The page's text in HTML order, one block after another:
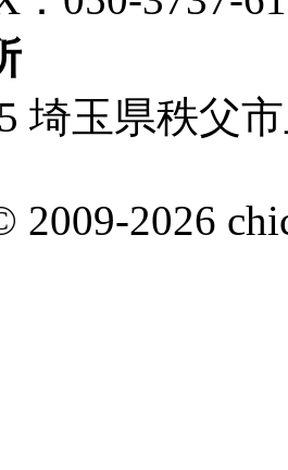
埼玉県秩父
2009-2026